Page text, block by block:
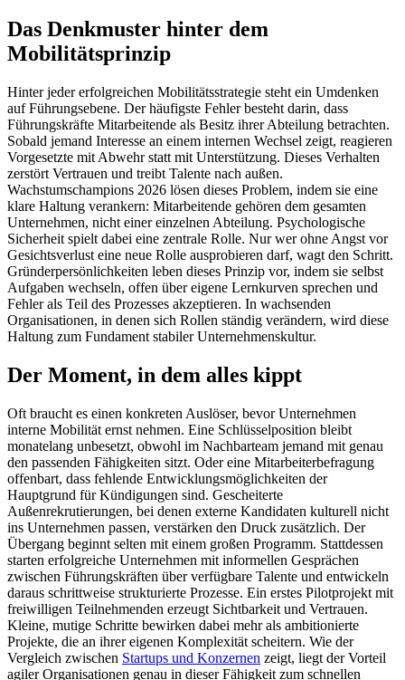
Das Denkmuster hinter dem
Mobilitätsprinzip
Hinter jeder erfolgreichen Mobilitätsstrategie steht ein Umdenken
auf Führungsebene. Der häufigste Fehler besteht darin, dass
Führungskräfte Mitarbeitende als Besitz ihrer Abteilung betrachten.
Sobald jemand Interesse an einem internen Wechsel zeigt, reagieren
Vorgesetzte mit Abwehr statt mit Unterstützung. Dieses Verhalten
zerstört Vertrauen und treibt Talente nach außen.
Wachstumschampions 2026 lösen dieses Problem, indem sie eine
klare Haltung verankern: Mitarbeitende gehören dem gesamten
Unternehmen, nicht einer einzelnen Abteilung. Psychologische
Sicherheit spielt dabei eine zentrale Rolle. Nur wer ohne Angst vor
Gesichtsverlust eine neue Rolle ausprobieren darf, wagt den Schritt.
Gründerpersönlichkeiten leben dieses Prinzip vor, indem sie selbst
Aufgaben wechseln, offen über eigene Lernkurven sprechen und
Fehler als Teil des Prozesses akzeptieren. In wachsenden
Organisationen, in denen sich Rollen ständig verändern, wird diese
Haltung zum Fundament stabiler Unternehmenskultur.
Der Moment, in dem alles kippt
Oft braucht es einen konkreten Auslöser, bevor Unternehmen
interne Mobilität ernst nehmen. Eine Schlüsselposition bleibt
monatelang unbesetzt, obwohl im Nachbarteam jemand mit genau
den passenden Fähigkeiten sitzt. Oder eine Mitarbeiterbefragung
offenbart, dass fehlende Entwicklungsmöglichkeiten der
Hauptgrund für Kündigungen sind. Gescheiterte
Außenrekrutierungen, bei denen externe Kandidaten kulturell nicht
ins Unternehmen passen, verstärken den Druck zusätzlich. Der
Übergang beginnt selten mit einem großen Programm. Stattdessen
starten erfolgreiche Unternehmen mit informellen Gesprächen
zwischen Führungskräften über verfügbare Talente und entwickeln
daraus schrittweise strukturierte Prozesse. Ein erstes Pilotprojekt mit
freiwilligen Teilnehmenden erzeugt Sichtbarkeit und Vertrauen.
Kleine, mutige Schritte bewirken dabei mehr als ambitionierte
Projekte, die an ihrer eigenen Komplexität scheitern. Wie der
Vergleich zwischen Startups und Konzernen zeigt, liegt der Vorteil
agiler Organisationen genau in dieser Fähigkeit zum schnellen